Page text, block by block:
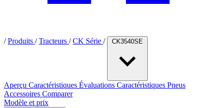
/ Produits / Tracteurs / CK Série / CK3540SE
Aperçu Caractéristiques Évaluations Caractéristiques Pneus
Accessoires Comparer
Modèle et prix